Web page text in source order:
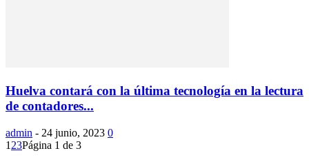
Huelva contará con la última tecnología en la lectura
de contadores...
admin - 24 junio, 2023 0
1 23Página 1 de 3